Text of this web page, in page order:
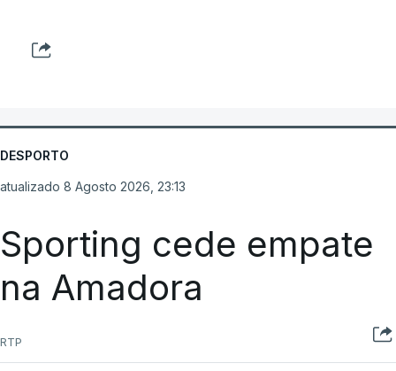
DESPORTO
atualizado 8 Agosto 2026, 23:13
Sporting cede empate
na Amadora
RTP